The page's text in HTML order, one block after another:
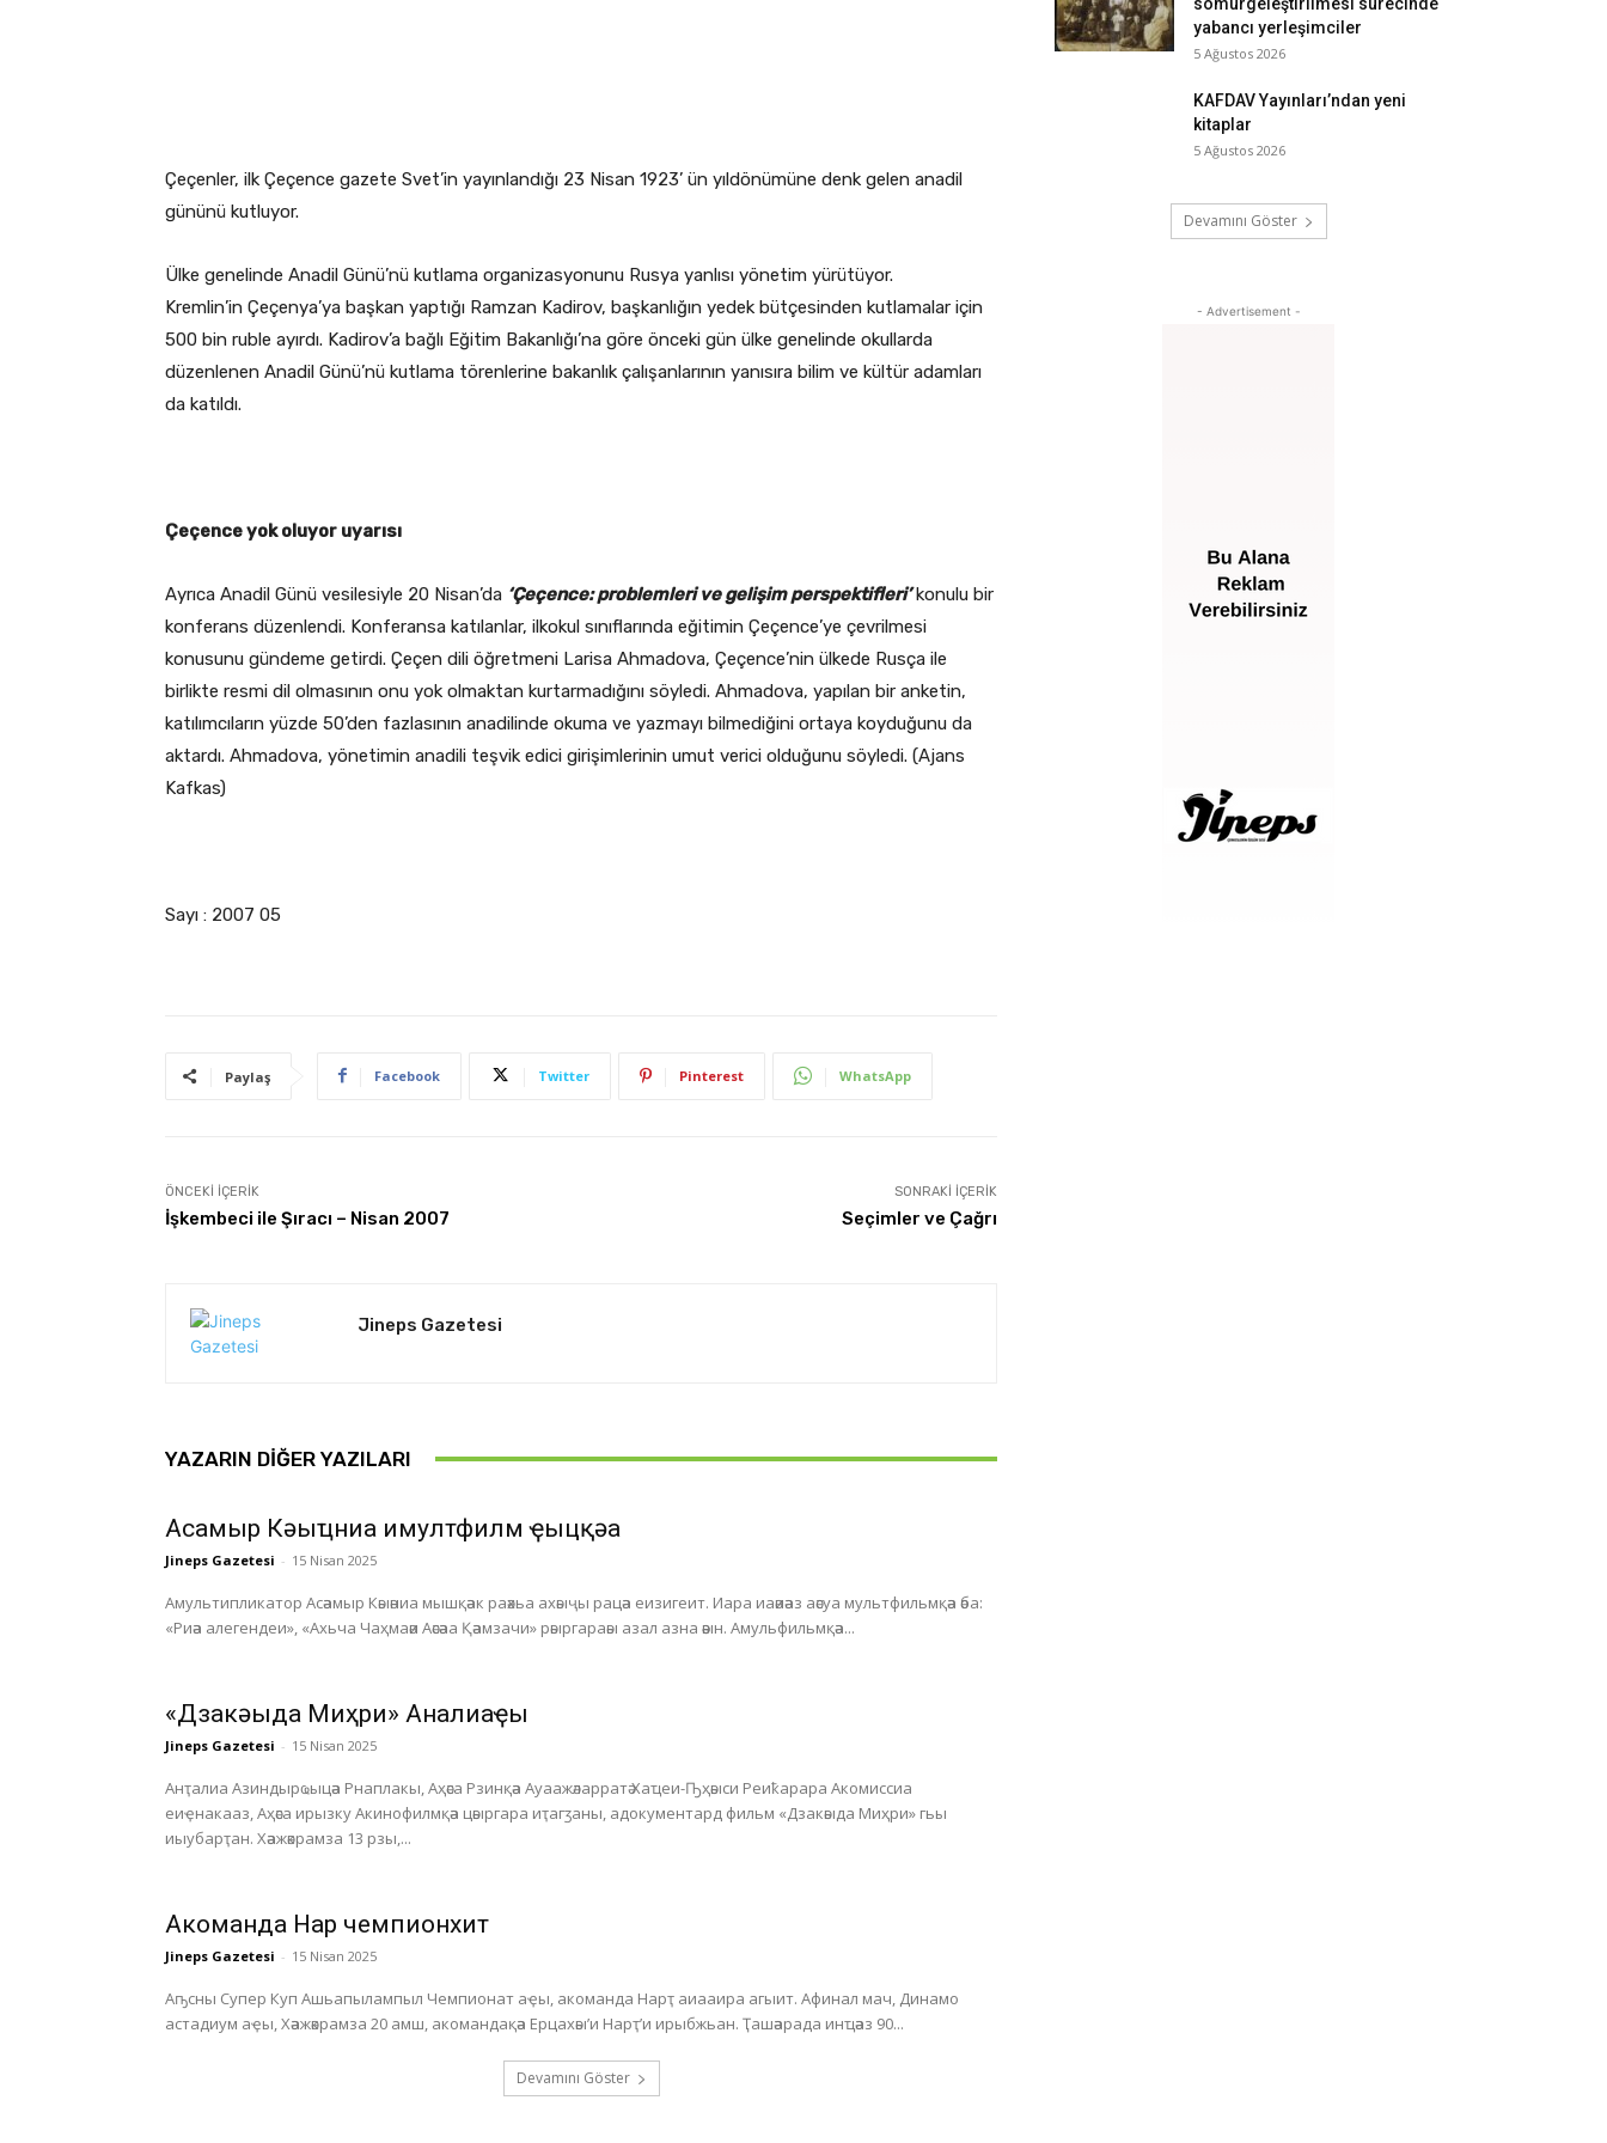
Çeçenler, ilk Çeçence gazete Svet’in yayınlandığı 23 Nisan 1923’ ün yıldönümüne denk gelen anadil
gününü kutluyor.
Ülke genelinde Anadil Günü’nü kutlama organizasyonunu Rusya yanlısı yönetim yürütüyor.
Kremlin’in Çeçenya’ya başkan yaptığı Ramzan Kadirov, başkanlığın yedek bütçesinden kutlamalar için
500 bin ruble ayırdı. Kadirov’a bağlı Eğitim Bakanlığı’na göre önceki gün ülke genelinde okullarda
düzenlenen Anadil Günü’nü kutlama törenlerine bakanlık çalışanlarının yanısıra bilim ve kültür adamları
da katıldı.
Çeçence yok oluyor uyarısı
Ayrıca Anadil Günü vesilesiyle 20 Nisan’da ‘Çeçence: problemleri ve gelişim perspektifleri’konulu bir
konferans düzenlendi. Konferansa katılanlar, ilkokul sınıflarında eğitimin Çeçence’ye çevrilmesi
konusunu gündeme getirdi. Çeçen dili öğretmeni Larisa Ahmadova, Çeçence’nin ülkede Rusça ile
birlikte resmi dil olmasının onu yok olmaktan kurtarmadığını söyledi. Ahmadova, yapılan bir anketin,
katılımcıların yüzde 50’den fazlasının anadilinde okuma ve yazmayı bilmediğini ortaya koyduğunu da
aktardı. Ahmadova, yönetimin anadili teşvik edici girişimlerinin umut verici olduğunu söyledi. (Ajans
Kafkas)
Sayı : 2007 05
Paylaş Facebook Twitter Pinterest WhatsApp
ÖNCEKI İÇERIK
İşkembeci ile Şıracı – Nisan 2007
SONRAKI İÇERIK
Seçimler ve Çağrı
Jineps Gazetesi
YAZARIN DIĞER YAZILARI
Асҭамыр Кәыҵниа имултфилм ҿыцқәа
Jineps Gazetesi - 15 Nisan 2025
Амультипликатор Асәамыр Кәыәниа мышқәак раәхьа ахәыҷы рацәа еизигеит. Иара иаәиәаз аәсуа мультфильмқәа әба:
«Риәа алегендеи», «Ахьча Чаҳмаәи Аәсәаа Қәамзачи» рәыргараәы азал азна әәын. Амульфильмқәа...
«Дзакәыда Миҳри» Анҭалиаҿы
Jineps Gazetesi - 15 Nisan 2025
Анҭалиа Азиндырҩыцәа Рнаплакы, Аҳәса Рзинқәа Ауаажәларратә Хаҵеи-Ҧҳәыси Реиҟарара Акомиссиа
еиҿнакааз, Аҳәса ирызку Акинофилмқәа цәыргара иҭагӡаны, адокументард фильм «Дзакәыда Миҳри» гьы
иыубарҭан. Хәажәкрамза 13 рзы,...
Акоманда Нарҭ чемпионхит
Jineps Gazetesi - 15 Nisan 2025
Аҧсны Супер Куп Ашьапылампыл Чемпионат аҿы, акоманда Нарҭ аиааира агыит. Афинал мач, Динамо
астадиум аҿы, Хәажәкрамза 20 амш, акомандақәа Ерцахәы’и Нарҭ’и ирыбжьан. Ҭашәарада инҵәаз 90...
Devamını Göster
yabancı yerleşimciler
5 Ağustos 2026
KAFDAV Yayınları’ndan yeni
kitaplar
5 Ağustos 2026
Devamını Göster
- Advertisement -